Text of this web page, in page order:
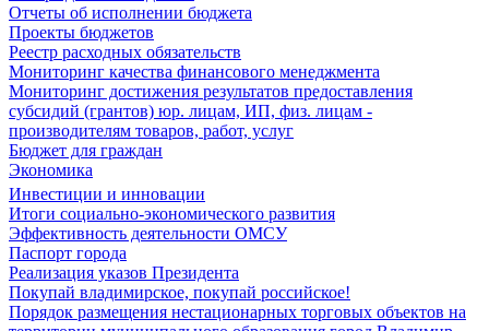
Отчеты об исполнении бюджета
Проекты бюджетов
Реестр расходных обязательств
Мониторинг качества финансового менеджмента
Мониторинг достижения результатов предоставления
субсидий (грантов) юр. лицам, ИП, физ. лицам -
производителям товаров, работ, услуг
Бюджет для граждан
Экономика
Инвестиции и инновации
Итоги социально-экономического развития
Эффективность деятельности ОМСУ
Паспорт города
Реализация указов Президента
Покупай владимирское, покупай российское!
Порядок размещения нестационарных торговых объектов на